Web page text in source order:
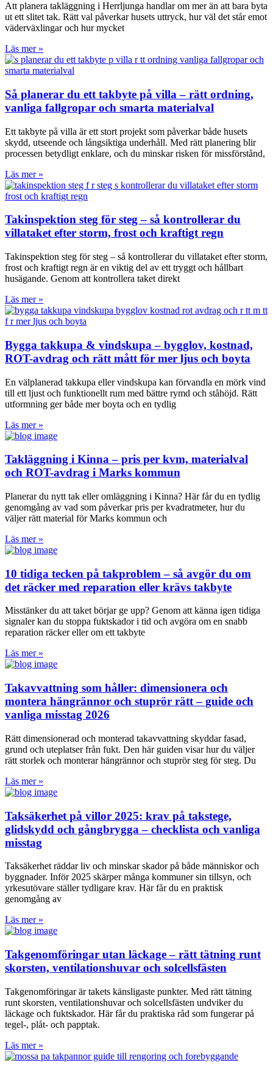
Att planera takläggning i Herrljunga handlar om mer än att bara byta
ut ett slitet tak. Rätt val påverkar husets uttryck, hur väl det står emot
väderväxlingar och hur mycket
Läs mer »
Så planerar du ett takbyte på villa – rätt ordning,
vanliga fallgropar och smarta materialval
Ett takbyte på villa är ett stort projekt som påverkar både husets
skydd, utseende och långsiktiga underhåll. Med rätt planering blir
processen betydligt enklare, och du minskar risken för missförstånd,
Läs mer »
Takinspektion steg för steg – så kontrollerar du
villataket efter storm, frost och kraftigt regn
Takinspektion steg för steg – så kontrollerar du villataket efter storm,
frost och kraftigt regn är en viktig del av ett tryggt och hållbart
husägande. Genom att kontrollera taket direkt
Läs mer »
Bygga takkupa & vindskupa – bygglov, kostnad,
ROT-avdrag och rätt mått för mer ljus och boyta
En välplanerad takkupa eller vindskupa kan förvandla en mörk vind
till ett ljust och funktionellt rum med bättre rymd och ståhöjd. Rätt
utformning ger både mer boyta och en tydlig
Läs mer »
Takläggning i Kinna – pris per kvm, materialval
och ROT-avdrag i Marks kommun
Planerar du nytt tak eller omläggning i Kinna? Här får du en tydlig
genomgång av vad som påverkar pris per kvadratmeter, hur du
väljer rätt material för Marks kommun och
Läs mer »
10 tidiga tecken på takproblem – så avgör du om
det räcker med reparation eller krävs takbyte
Misstänker du att taket börjar ge upp? Genom att känna igen tidiga
signaler kan du stoppa fuktskador i tid och avgöra om en snabb
reparation räcker eller om ett takbyte
Läs mer »
Takavvattning som håller: dimensionera och
montera hängrännor och stuprör rätt – guide och
vanliga misstag 2026
Rätt dimensionerad och monterad takavvattning skyddar fasad,
grund och uteplatser från fukt. Den här guiden visar hur du väljer
rätt storlek och monterar hängrännor och stuprör steg för steg. Du
Läs mer »
Taksäkerhet på villor 2025: krav på takstege,
glidskydd och gångbrygga – checklista och vanliga
misstag
Tak­säkerhet räddar liv och minskar skador på både människor och
byggnader. Inför 2025 skärper många kommuner sin tillsyn, och
yrkesutövare ställer tydligare krav. Här får du en praktisk
genomgång av
Läs mer »
Takgenomföringar utan läckage – rätt tätning runt
skorsten, ventilationshuvar och solcellsfästen
Takgenomföringar är takets känsligaste punkter. Med rätt tätning
runt skorsten, ventilationshuvar och solcellsfästen undviker du
läckage och fuktskador. Här får du praktiska råd som fungerar på
tegel-, plåt- och papptak.
Läs mer »